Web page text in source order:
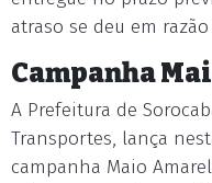
atraso se deu em
Campanha
A Prefeitura de
Transportes, lança
campanha Maio